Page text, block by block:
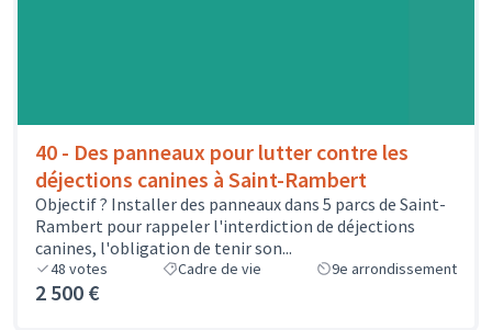
40 - Des panneaux pour lutter contre les
déjections canines à Saint-Rambert
Objectif ? Installer des panneaux dans 5 parcs de Saint-
Rambert pour rappeler l'interdiction de déjections
canines, l'obligation de tenir son...
48 votes Cadre de vie 9e arrondissement
2 500 €